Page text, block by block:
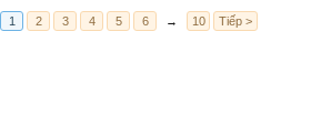
1 2 3 4 5 6 → 10 Tiếp >